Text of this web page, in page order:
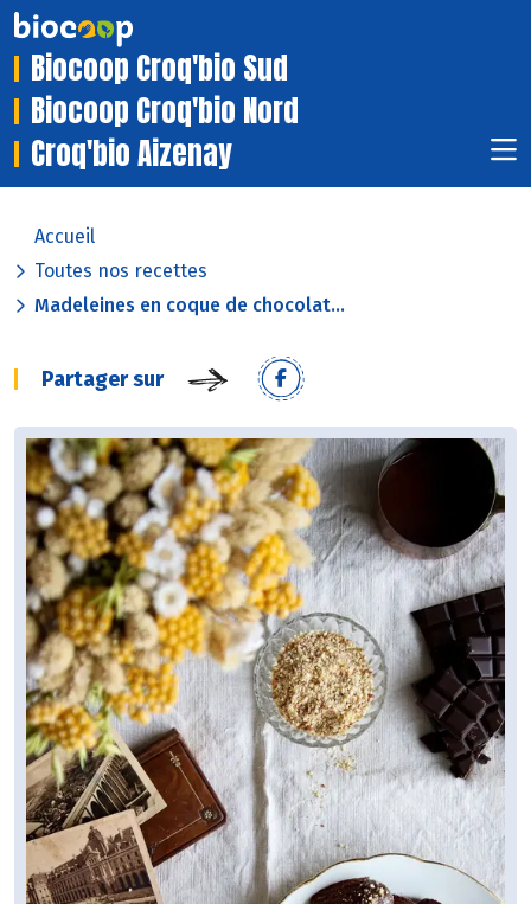
Biocoop Croq'bio Sud
Biocoop Croq'bio Nord
Croq'bio Aizenay
Accueil
Toutes nos recettes
Madeleines en coque de chocolat...
Partager sur